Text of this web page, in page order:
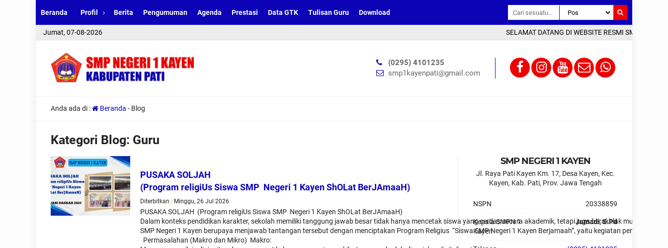
Beranda Profil Berita Pengumuman Agenda Prestasi Data GTK Tulisan Guru Download
Jumat, 07-08-2026 SELAMAT DATANG DI WEBSITE RESMI SMP NEGERI
(0295) 4101235
smp1kayenpati@gmail.com
Anda ada di : Beranda - Blog
Kategori Blog: Guru
PUSAKA SOLJAH
(Program religiUs Siswa SMP Negeri 1 Kayen ShOLat BerJAmaaH)
Diterbitkan : Minggu, 26 Jul 2026
PUSAKA SOLJAH (Program religiUs Siswa SMP Negeri 1 Kayen ShOLat BerJAmaaH)
Dalam konteks pendidikan karakter, sekolah memiliki tanggung jawab besar tidak hanya mencetak siswa yang cerdas secara akademik, tetapi juga berakhlak mulia
SMP Negeri 1 Kayen berupaya menjawab tantangan tersebut dengan menciptakan Program Religius “Siswa SMP Negeri 1 Kayen Berjamaah”, yaitu kegiatan
Permasalahan (Makro dan Mikro) Makro:
SMP NEGERI 1 KAYEN
Jl. Raya Pati Kayen Km. 17, Desa Kayen, Kec.
Kayen, Kab. Pati, Prov. Jawa Tengah
NSPN 20338859
Kepala SMPN 1
Kayen
Jumadi, S.Pd